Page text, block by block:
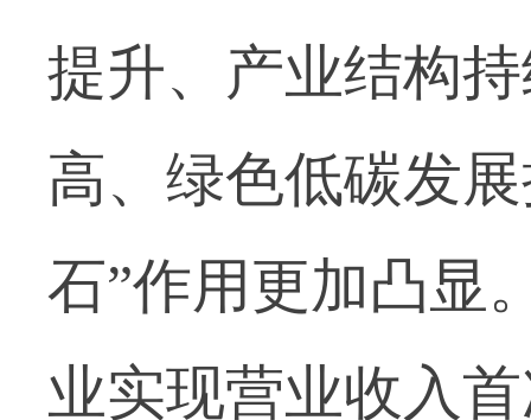
提升、产业结构
高、绿色低碳发
石”作用更加凸显
业实现营业收入